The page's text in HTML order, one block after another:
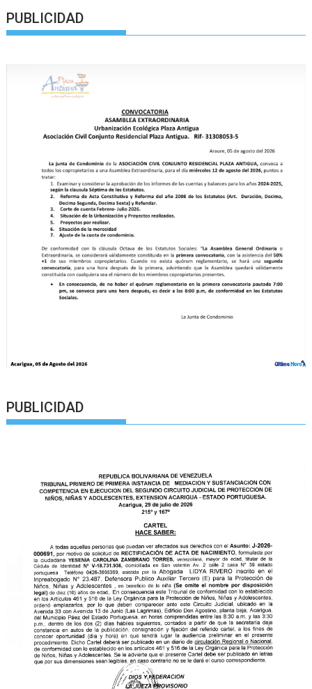
PUBLICIDAD
PUBLICIDAD